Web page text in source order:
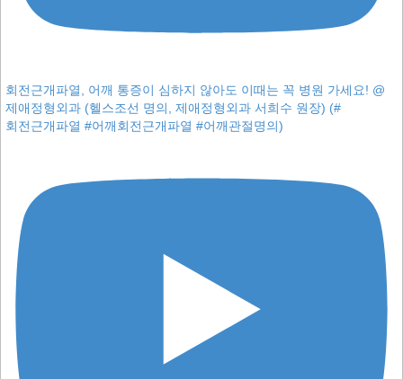
회전근개파열, 어깨 통증이 심하지 않아도 이때는 꼭 병원 가세요! ⁨@
제애정형외과⁩ (헬스조선 명의, 제애정형외과 서희수 원장) (#
회전근개파열 #어깨회전근개파열 #어깨관절명의)